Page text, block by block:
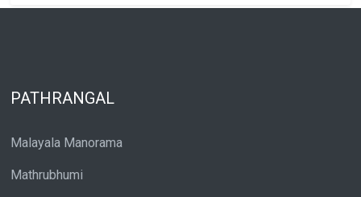
PATHRANGAL
Malayala Manorama
Mathrubhumi